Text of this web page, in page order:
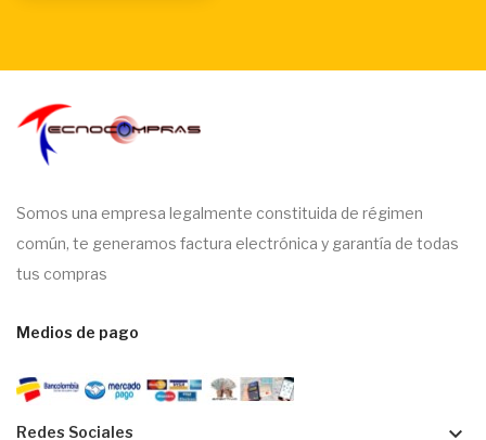
Somos una empresa legalmente constituida de régimen
común, te generamos factura electrónica y garantía de todas
tus compras
Medios de pago
Redes Sociales keyboard_arrow_down